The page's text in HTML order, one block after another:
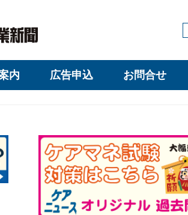
内 広告申込 お問合せ